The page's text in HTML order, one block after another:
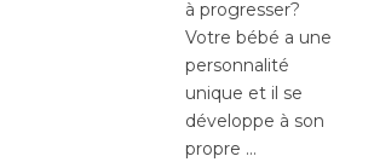
à progresser?
Votre bébé a une
personnalité
unique et il se
développe à son
propre …